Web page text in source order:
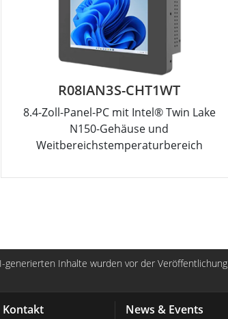
R08IAN3S-CHT1WT
8.4-Zoll-Panel-PC mit Intel® Twin Lake
N150-Gehäuse und
Weitbereichstemperaturbereich
Inhalte wurden vor der Veröffentlichung
Kontakt News & Events